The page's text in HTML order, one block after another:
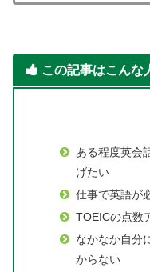
この記事はこんな
ある程度英会
げたい
仕事で英語が
TOEICの点数
なかなか自分
からない